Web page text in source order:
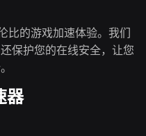
比的游戏加速体验。我们
保护您的在线安全，让您
器